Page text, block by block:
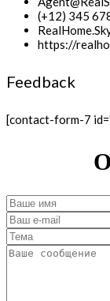
(+12) 345
https://
Feedback
[contact-form-7